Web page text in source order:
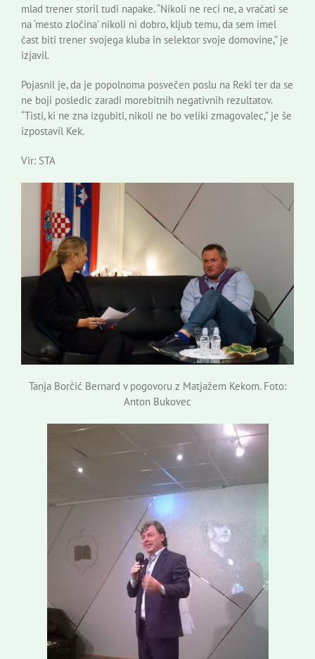
mlad trener storil tudi napake. “Nikoli ne reci ne, a vračati se
na ‘mesto zločina’ nikoli ni dobro, kljub temu, da sem imel
čast biti trener svojega kluba in selektor svoje domovine,” je
izjavil.
Pojasnil je, da je popolnoma posvečen poslu na Reki ter da se
ne boji posledic zaradi morebitnih negativnih rezultatov.
“Tisti, ki ne zna izgubiti, nikoli ne bo veliki zmagovalec,” je še
izpostavil Kek.
Vir: STA
Tanja Borčić Bernard v pogovoru z Matjažem Kekom. Foto:
Anton Bukovec